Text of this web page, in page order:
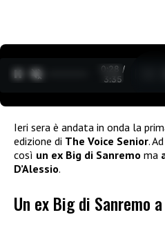
0:29 /
3:35
Ieri sera è andata in onda la
edizione di The Voice Senior.
così un ex Big di Sanremo ma
D’Alessio.
Un ex Big di Sanremo